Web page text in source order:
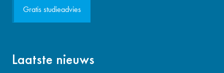
Gratis studieadvies
Laatste nieuws